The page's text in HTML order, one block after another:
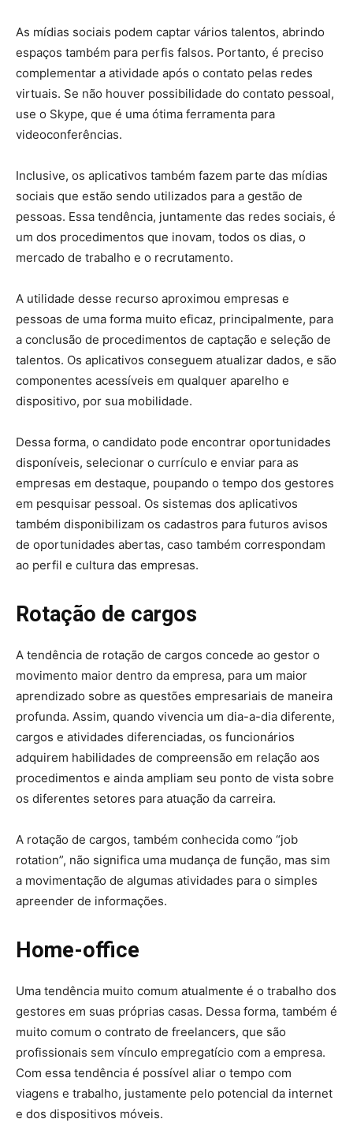
As mídias sociais podem captar vários talentos, abrindo
espaços também para perfis falsos. Portanto, é preciso
complementar a atividade após o contato pelas redes
virtuais. Se não houver possibilidade do contato pessoal,
use o Skype, que é uma ótima ferramenta para
videoconferências.
Inclusive, os aplicativos também fazem parte das mídias
sociais que estão sendo utilizados para a gestão de
pessoas. Essa tendência, juntamente das redes sociais, é
um dos procedimentos que inovam, todos os dias, o
mercado de trabalho e o recrutamento.
A utilidade desse recurso aproximou empresas e
pessoas de uma forma muito eficaz, principalmente, para
a conclusão de procedimentos de captação e seleção de
talentos. Os aplicativos conseguem atualizar dados, e são
componentes acessíveis em qualquer aparelho e
dispositivo, por sua mobilidade.
Dessa forma, o candidato pode encontrar oportunidades
disponíveis, selecionar o currículo e enviar para as
empresas em destaque, poupando o tempo dos gestores
em pesquisar pessoal. Os sistemas dos aplicativos
também disponibilizam os cadastros para futuros avisos
de oportunidades abertas, caso também correspondam
ao perfil e cultura das empresas.
Rotação de cargos
A tendência de rotação de cargos concede ao gestor o
movimento maior dentro da empresa, para um maior
aprendizado sobre as questões empresariais de maneira
profunda. Assim, quando vivencia um dia-a-dia diferente,
cargos e atividades diferenciadas, os funcionários
adquirem habilidades de compreensão em relação aos
procedimentos e ainda ampliam seu ponto de vista sobre
os diferentes setores para atuação da carreira.
A rotação de cargos, também conhecida como “job
rotation”, não significa uma mudança de função, mas sim
a movimentação de algumas atividades para o simples
apreender de informações.
Home-office
Uma tendência muito comum atualmente é o trabalho dos
gestores em suas próprias casas. Dessa forma, também é
muito comum o contrato de freelancers, que são
profissionais sem vínculo empregatício com a empresa.
Com essa tendência é possível aliar o tempo com
viagens e trabalho, justamente pelo potencial da internet
e dos dispositivos móveis.